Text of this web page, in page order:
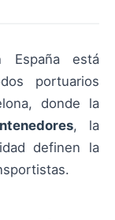
España está
portuarios
donde la
, la
definen la